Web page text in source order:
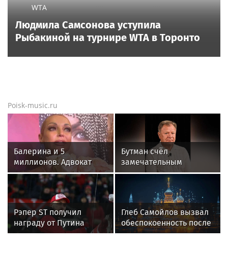
WTA
Людмила Самсонова уступила
Рыбакиной на турнире WTA в Торонто
Poisk-music.ru
Балерина и 5
миллионов. Адвокат
Бенхин раскрыл, кто
должен Волочковой
денег
Бутман счёл
замечательным
решение друзей
Долиной подарить ей
квартиру
Рэпер ST получил
награду от Путина
Глеб Самойлов вызвал
обеспокоенность после
концерта в Москве